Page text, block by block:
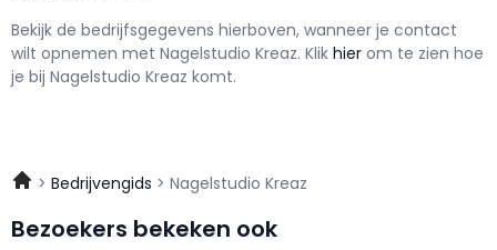
Bekijk de bedrijfsgegevens hierboven, wanneer je contact
wilt opnemen met Nagelstudio Kreaz. Klik hier om te zien hoe
je bij Nagelstudio Kreaz komt.
Bedrijvengids Nagelstudio Kreaz
Bezoekers bekeken ook